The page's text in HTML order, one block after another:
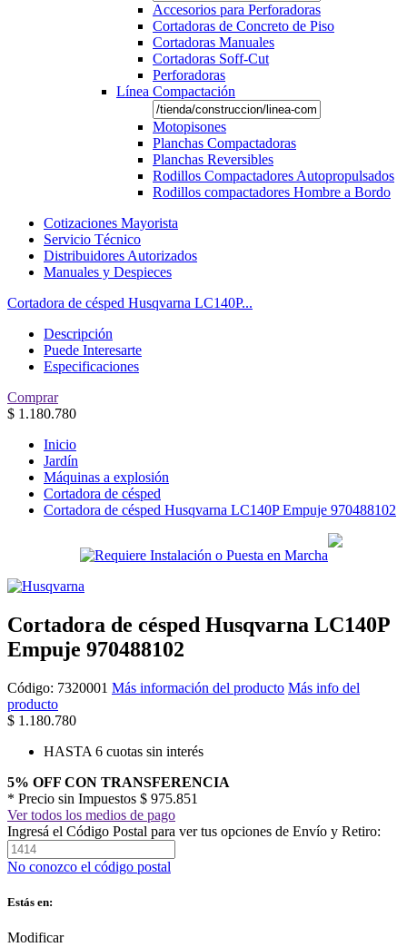
Accesorios para Perforadoras
Cortadoras de Concreto de Piso
Cortadoras Manuales
Cortadoras Soff-Cut
Perforadoras
Línea Compactación
Motopisones
Planchas Compactadoras
Planchas Reversibles
Rodillos Compactadores Autopropulsados
Rodillos compactadores Hombre a Bordo
Cotizaciones Mayorista
Servicio Técnico
Distribuidores Autorizados
Manuales y Despieces
Cortadora de césped Husqvarna LC140P...
Descripción
Puede Interesarte
Especificaciones
Comprar
$ 1.180.780
Inicio
Jardín
Máquinas a explosión
Cortadora de césped
Cortadora de césped Husqvarna LC140P Empuje 970488102
Cortadora de césped Husqvarna LC140P
Empuje 970488102
Código: 7320001 Más información del producto Más info del
producto
$ 1.180.780
HASTA 6 cuotas sin interés
5% OFF CON TRANSFERENCIA
* Precio sin Impuestos $ 975.851
Ver todos los medios de pago
Ingresá el Código Postal para ver tus opciones de Envío y Retiro:
No conozco el código postal
Estás en:
Modificar